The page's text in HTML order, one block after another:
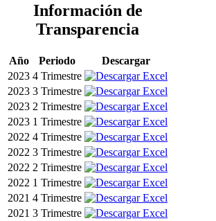
Información de
Transparencia
Año Periodo
Descargar
2023 4 Trimestre
2023 3 Trimestre
2023 2 Trimestre
2023 1 Trimestre
2022 4 Trimestre
2022 3 Trimestre
2022 2 Trimestre
2022 1 Trimestre
2021 4 Trimestre
2021 3 Trimestre